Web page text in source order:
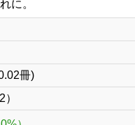
に。
冊)